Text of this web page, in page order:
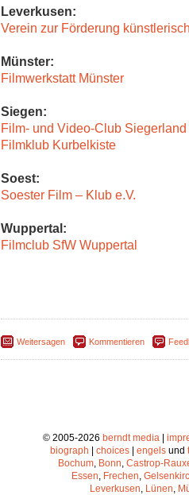
Leverkusen:
Verein zur Förderung
Münster:
Filmwerkstatt Münster
Siegen:
Film- und Video-Club Siegerland
Filmklub Kurbelkiste
Soest:
Soester Film – Klub e.V.
Wuppertal:
Filmclub SfW Wuppertal
Weitersagen Kommentieren
© 2005-2026 berndt media|
biograph | choices | engels und
Bochum, Bonn, Castrop-
Essen, Frechen,
Leverkusen, Lünen,